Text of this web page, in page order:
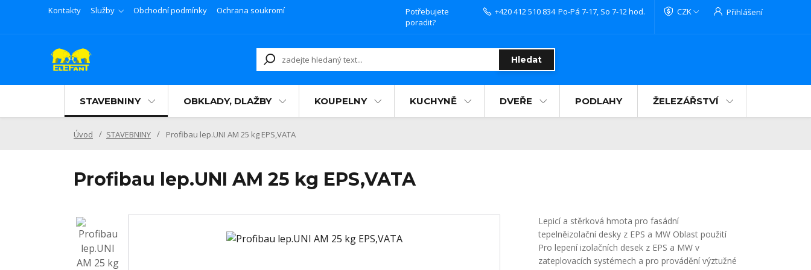
Kontakty Služby Obchodní podmínky Ochrana soukromí CZK Přihlášení
Hledat
Potřebujete
poradit?
+420 412 510 834 Po-Pá 7-17, So 7-12 hod.
STAVEBNINY OBKLADY, DLAŽBY KOUPELNY KUCHYNĚ DVEŘE PODLAHY ŽELEZÁŘSTVÍ
Úvod STAVEBNINY Profibau lep.UNI AM 25 kg EPS,VATA
Profibau lep.UNI AM 25 kg EPS,VATA
Lepicí a stěrková hmota pro fasádní
tepelněizolační desky z EPS a MW Oblast použití
Pro lepení izolačních desek z EPS a MW v
zateplovacích systémech a pro provádění výztužné